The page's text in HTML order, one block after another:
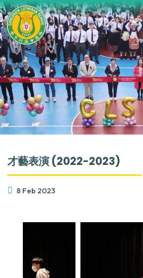
才藝表演 (2022-2023)
8 Feb 2023